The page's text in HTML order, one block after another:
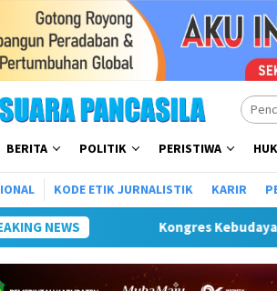
BERITA POLITIK PERISTIWA
KODE ETIK JURNALISTIK KARIR
NEWS
Kongres Kebudayaan Nusantara di